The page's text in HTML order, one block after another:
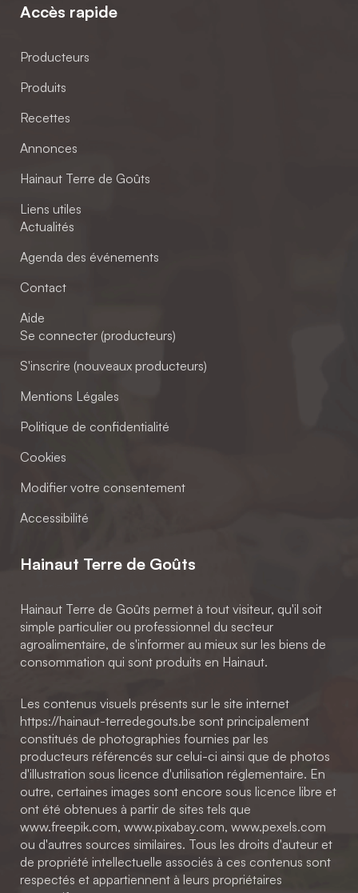
Accès rapide
Producteurs
Produits
Recettes
Annonces
Hainaut Terre de Goûts
Liens utiles
Actualités
Agenda des événements
Contact
Aide
Se connecter (producteurs)
S'inscrire (nouveaux producteurs)
Mentions Légales
Politique de confidentialité
Cookies
Modifier votre consentement
Accessibilité
Hainaut Terre de Goûts
Hainaut Terre de Goûts permet à tout visiteur, qu'il soit
simple particulier ou professionnel du secteur
agroalimentaire, de s'informer au mieux sur les biens de
consommation qui sont produits en Hainaut.
Les contenus visuels présents sur le site internet
https://hainaut-terredegouts.be sont principalement
constitués de photographies fournies par les
producteurs référencés sur celui-ci ainsi que de photos
d'illustration sous licence d'utilisation réglementaire. En
outre, certaines images sont encore sous licence libre et
ont été obtenues à partir de sites tels que
www.freepik.com, www.pixabay.com, www.pexels.com
ou d'autres sources similaires. Tous les droits d'auteur et
de propriété intellectuelle associés à ces contenus sont
respectés et appartiennent à leurs propriétaires